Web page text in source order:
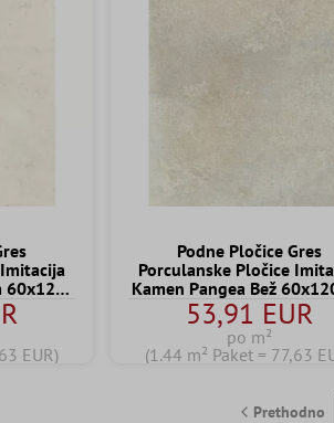
60x120
EUR)
Podne Pločice Gres
Porculanske Pločice
Kamen Pangea Bež
53,91 EUR
po m²
(1.44 m² Paket = 77,63
Prethodno